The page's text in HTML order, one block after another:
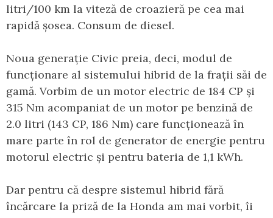
litri/100 km la viteză de croazieră pe cea mai
rapidă șosea. Consum de diesel.
Noua generație Civic preia, deci, modul de
funcționare al sistemului hibrid de la frații săi de
gamă. Vorbim de un motor electric de 184 CP și
315 Nm acompaniat de un motor pe benzină de
2.0 litri (143 CP, 186 Nm) care funcționează în
mare parte în rol de generator de energie pentru
motorul electric și pentru bateria de 1,1 kWh.
Dar pentru că despre sistemul hibrid fără
încărcare la priză de la Honda am mai vorbit, îi